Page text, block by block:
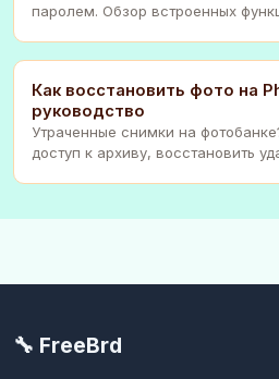
паролем. Обзор встроенных
Как восстановить фото на
руководство
Утраченные снимки на
доступ к архиву, восстановить
🔧 FreeBrd